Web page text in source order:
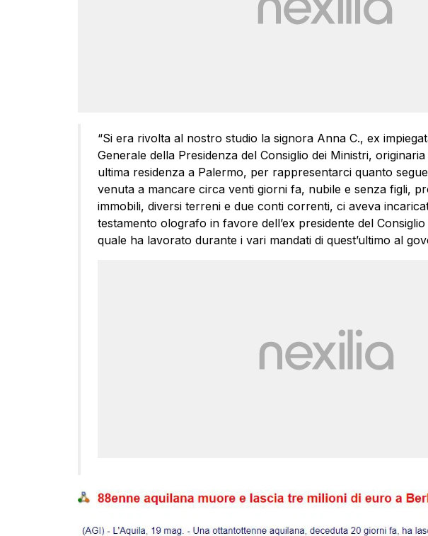
“Si era rivolta al nostro studio la signora Anna C., ex
Generale della Presidenza del Consiglio dei Ministri, originaria
ultima residenza a Palermo, per rappresentarci quanto
venuta a mancare circa venti giorni fa, nubile e senza figli,
immobili, diversi terreni e due conti correnti, ci aveva
testamento olografo in favore dell’ex presidente del
quale ha lavorato durante i vari mandati di quest’ultimo al